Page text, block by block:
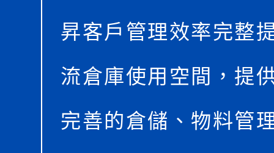
昇客戶管理效率完整
流倉庫使用空間，提
完善的倉儲、物料管